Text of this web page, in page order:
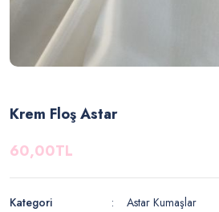
Krem Floş Astar
60,00TL
Kategori
Astar Kumaşlar